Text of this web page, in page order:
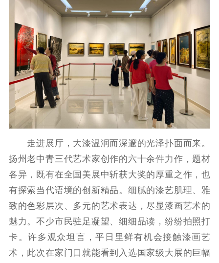
江苏文脉
资料下载
新闻宣传
主题宣传 对外宣传
新闻发布
记者之家
品牌栏目
文化文艺
精品生产 文化惠民
文化传承
文化交流
体制改革
文化产业
紫金文化艺术节
品牌活动 紫艺舞台
精神文明
文明创建 文明实践
文明培育
先进典型
社会宣传
思想政治教育 爱国主义教育
全民国防教育
走进展厅，大漆温润而深邃的光泽扑面而来。
扬州老中青三代艺术家创作的六十余件力作，题材
各异，既有在全国美展中斩获大奖的厚重之作，也
有探索当代语境的创新精品。细腻的漆艺肌理、雅
致的色彩层次、多元的艺术表达，尽显漆画艺术的
魅力。不少市民驻足凝望、细细品读，纷纷拍照打
卡。许多观众坦言，平日里鲜有机会接触漆画艺
术，此次在家门口就能看到入选国家级大展的巨幅